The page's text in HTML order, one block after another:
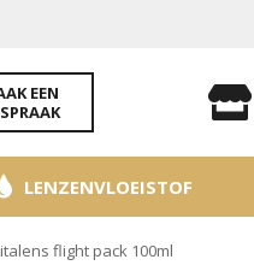
INLOGGEN
Wachtwoord
EEN
LENZENVLOEISTOF
flight pack 100ml